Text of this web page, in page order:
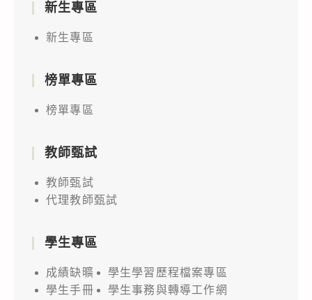
新生專區
新生專區
榜單專區
榜單專區
教師甄試
教師甄試
代理教師甄試
學生專區
成績缺曠
學生學習歷程檔案專區
學生手冊
學生事務與轉導工作網